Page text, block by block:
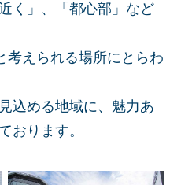
く」、「都心部」など
考えられる場所にとらわ
込める地域に、魅力あ
おります。